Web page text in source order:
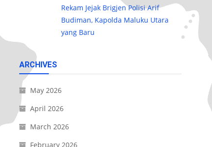
Rekam Jejak Brigjen Polisi Arif
Budiman, Kapolda Maluku Utara
yang Baru
ARCHIVES
May 2026
April 2026
March 2026
February 2026